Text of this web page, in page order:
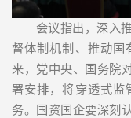
会议指出，深入
督体制机制、推动国
来，党中央、国务院
署安排，将穿透式监
务。国资国企要深刻